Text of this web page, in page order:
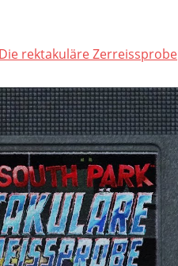
rektakuläre Zerreissprobe